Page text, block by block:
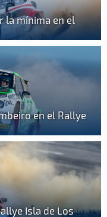
la mínima en el
en el Rallye
Isla de Los